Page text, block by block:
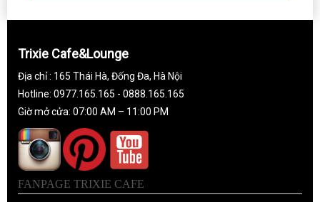
Trixie Cafe&Lounge
Địa chỉ : 165 Thái Hà, Đống Đa, Hà Nội
Hotline: 0977.165.165 - 0888.165.165
Giờ mở cửa: 07:00 AM – 11:00 PM
FANPAGE TRIXIE CAFE